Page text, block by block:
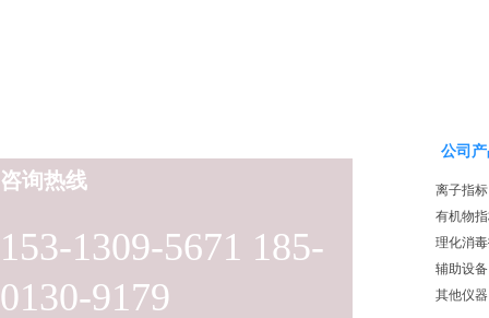
153-1309-5671 185-
0130-9179
咨询热线
公司
离子指标
有机物
理化消
辅助设备
其他仪器